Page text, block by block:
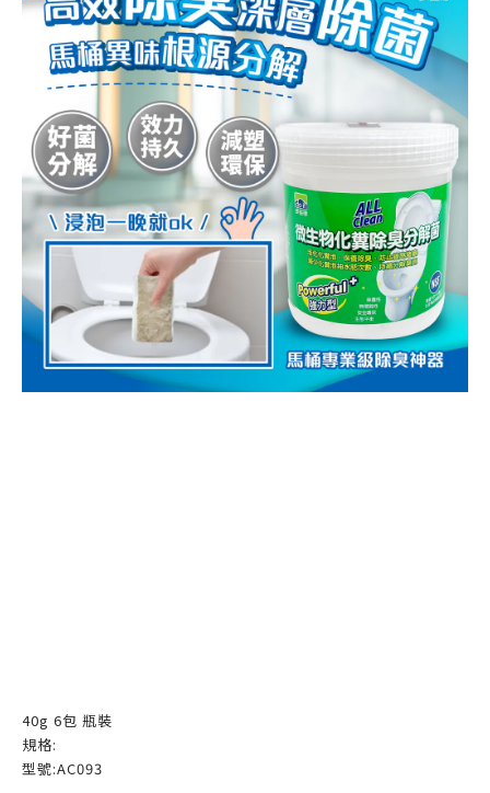
40g 6包 瓶裝
規格:
型號:AC093